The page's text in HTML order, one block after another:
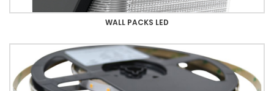
WALL PACKS LED